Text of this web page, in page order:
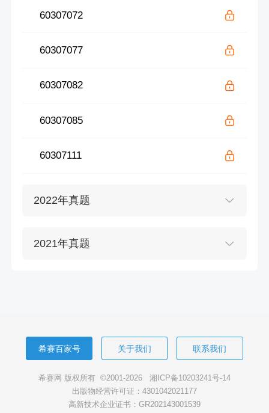
60307072
60307077
60307082
60307085
60307111
2022年真题
2021年真题
希赛百家号 关于我们 联系我们
希赛网 版权所有 ©2001-2026 湘ICP备10203241号-14
出版物经营许可证：4301042021177
高新技术企业证书：GR202143001539